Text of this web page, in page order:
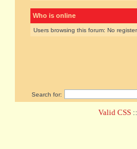
Who is online
Users browsing this forum: No
Search for:
Valid CSS ::